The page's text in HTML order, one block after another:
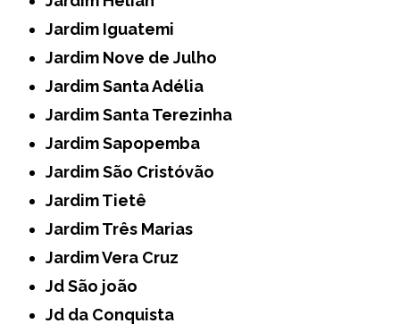
Jardim Iguatemi
Jardim Nove de Julho
Jardim Santa Adélia
Jardim Santa Terezinha
Jardim Sapopemba
Jardim São Cristóvão
Jardim Tietê
Jardim Três Marias
Jardim Vera Cruz
Jd São joão
Jd da Conquista